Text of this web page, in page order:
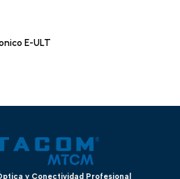
E-ULT
y Conectividad Profesional